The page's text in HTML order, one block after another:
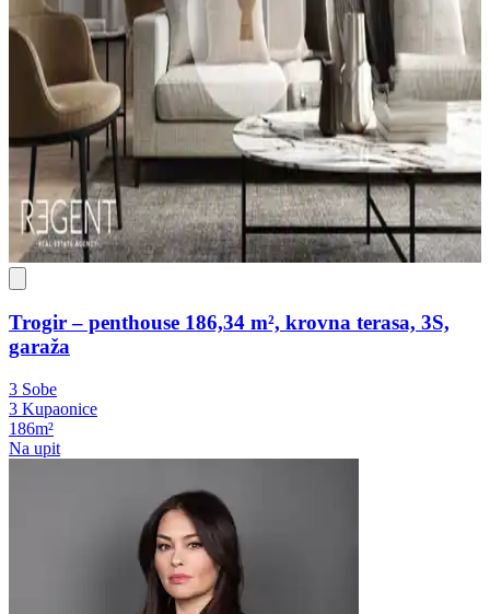
Trogir – penthouse 186,34 m², krovna terasa, 3S,
garaža
3 Sobe
3 Kupaonice
186m²
Na upit